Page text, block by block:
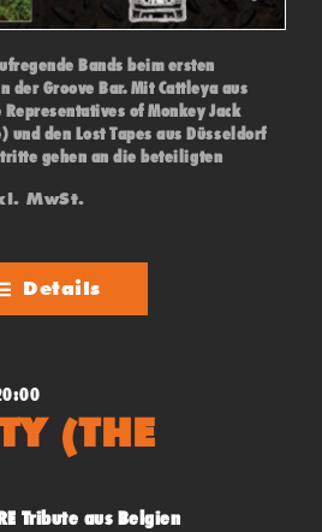
Bands beim ersten
der Groove Bar. Mit Cattleya aus
Representatives of Monkey Jack
und den Lost Tapes aus Düsseldorf
gehen an die beteiligten
eine Jury entscheiden über den
MwSt.
Details
(THE
Tribute aus Belgien